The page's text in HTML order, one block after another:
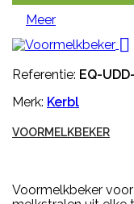
Meer

Referentie: EQ-
Merk: Kerbl
VOORMELKBEKER
Voormelkbeker